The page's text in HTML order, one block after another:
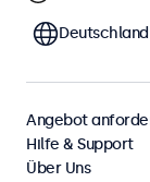
Anwendung
Filtern (0)
17 Zoll Monitore
Deutschland
Angebot
Hilfe & Support
Über Uns